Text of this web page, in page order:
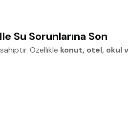
Su Sorunlarına Son
Özellikle konut, otel, okul